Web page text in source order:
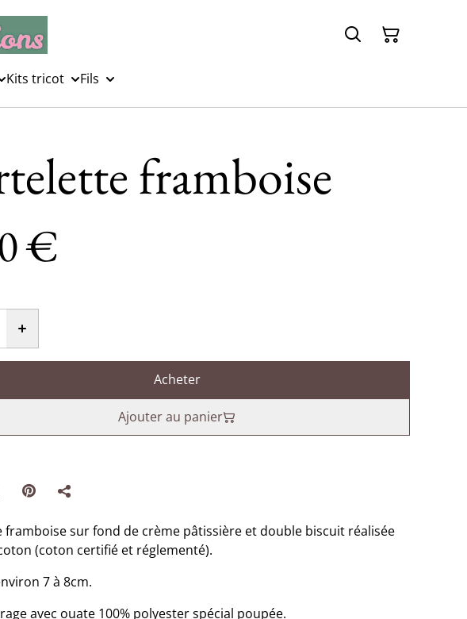
Kits tricot Fils
framboise
€
Acheter
Ajouter au panier
framboise sur fond de crème pâtissière et double biscuit réalisée
(coton certifié et réglementé).
7 à 8cm.
avec ouate 100% polyester spécial poupée.